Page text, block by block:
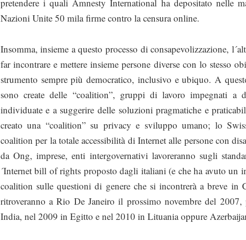
pretendere i quali Amnesty International ha depositato nelle
Nazioni Unite 50 mila firme contro la censura online.
Insomma, insieme a questo processo di consapevolizzazione,
far incontrare e mettere insieme persone diverse con lo stesso
strumento sempre più democratico, inclusivo e ubiquo. A
sono create delle “coalition”, gruppi di lavoro impegnati a
individuate e a suggerire delle soluzioni pragmatiche e
creato una “coalition” su privacy e sviluppo umano; lo
coalition per la totale accessibilità di Internet alle persone con
da Ong, imprese, enti intergovernativi lavoreranno sugli
´Internet bill of rights proposto dagli italiani (e che ha avuto un
coalition sulle questioni di genere che si incontrerà a breve in
ritroveranno a Rio De Janeiro il prossimo novembre del
India, nel 2009 in Egitto e nel 2010 in Lituania oppure